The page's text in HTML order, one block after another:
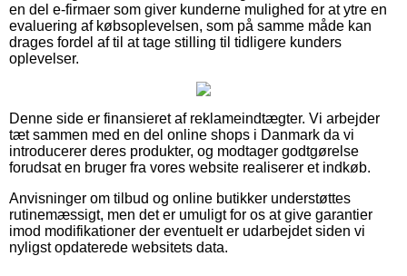
en del e-firmaer som giver kunderne mulighed for at ytre en
evaluering af købsoplevelsen, som på samme måde kan
drages fordel af til at tage stilling til tidligere kunders
oplevelser.
Denne side er finansieret af reklameindtægter. Vi arbejder
tæt sammen med en del online shops i Danmark da vi
introducerer deres produkter, og modtager godtgørelse
forudsat en bruger fra vores website realiserer et indkøb.
Anvisninger om tilbud og online butikker understøttes
rutinemæssigt, men det er umuligt for os at give garantier
imod modifikationer der eventuelt er udarbejdet siden vi
nyligst opdaterede websitets data.